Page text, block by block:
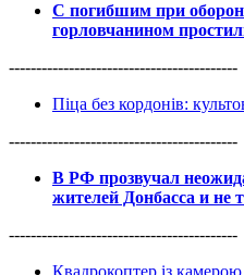
С погибшим при
горловчанином
------------------------------------------
Піца без кордонів:
------------------------------------------
В РФ прозвучал
жителей Донбасса и не
------------------------------------------
Квадрокоптер із